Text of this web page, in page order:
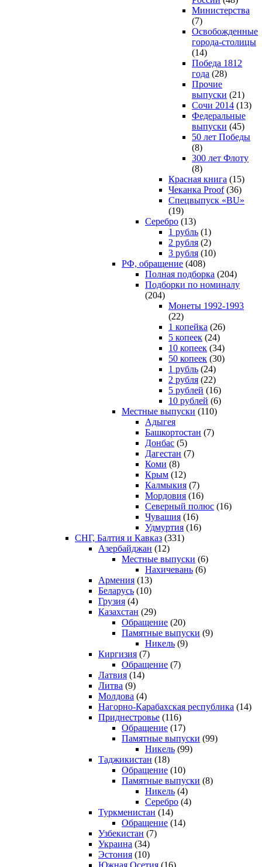
Министерства
(7)
Освобожденные
города-столицы
(14)
Победа 1812
года (28)
Прочие
выпуски (21)
Сочи 2014 (13)
Федеральные
выпуски (45)
50 лет Победы
(8)
300 лет Флоту
(8)
Красная книга (15)
Чеканка Proof(36)
Спецвыпуск «BU»
(19)
Серебро (13)
1 рубль (1)
2 рубля (2)
3 рубля (10)
РФ, обращение (408)
Полная подборка (204)
Подборки по номиналу
(204)
Монеты 1992-1993
(22)
1 копейка (26)
5 копеек (24)
10 копеек (34)
50 копеек (30)
1 рубль (24)
2 рубля (22)
5 рублей (16)
10 рублей (6)
Местные выпуски (110)
Адыгея
Башкортостан (7)
Донбас (5)
Дагестан (7)
Коми (8)
Крым (12)
Калмыкия (7)
Мордовия (16)
Северный полюс (16)
Чувашия (16)
Удмуртия (16)
СНГ, Балтия и Кавказ (331)
Азербайджан (12)
Местные выпуски (6)
Нахичевань (6)
Армения (13)
Беларусь (10)
Грузия (4)
Казахстан (29)
Обращение (20)
Памятные выпуски (9)
Никель (9)
Киргизия (7)
Обращение (7)
Латвия (14)
Литва (9)
Молдова (4)
Нагорно-Карабахская республика (14)
Приднестровье (116)
Обращение (17)
Памятные выпуски (99)
Никель (99)
Таджикистан (18)
Обращение (10)
Памятные выпуски (8)
Никель (4)
Серебро (4)
Туркменистан (14)
Обращение (14)
Узбекистан (7)
Украина (34)
Эстония (10)
Южная Осетия (16)